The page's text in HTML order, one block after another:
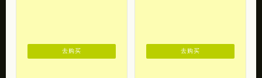
去购买 去购买